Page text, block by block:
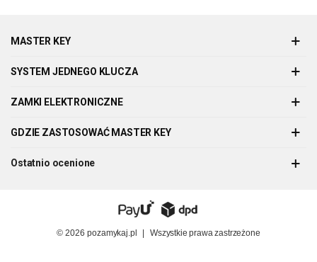
MASTER KEY
SYSTEM JEDNEGO KLUCZA
ZAMKI ELEKTRONICZNE
GDZIE ZASTOSOWAĆ MASTER KEY
Ostatnio ocenione
© 2026 pozamykaj.pl Wszystkie prawa zastrzeżone